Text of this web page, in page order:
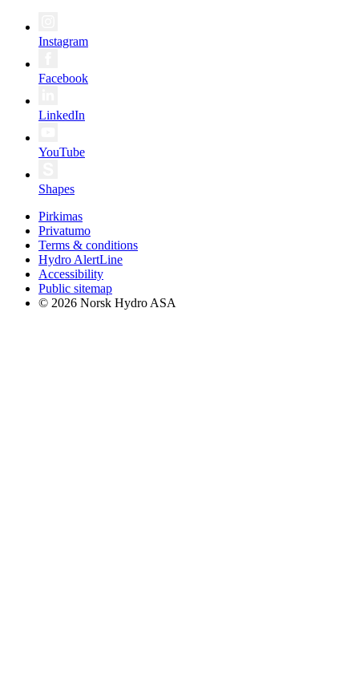
Instagram
Facebook
LinkedIn
YouTube
Shapes
Pirkimas
Privatumo
Terms & conditions
Hydro AlertLine
Accessibility
Public sitemap
© 2026 Norsk Hydro ASA